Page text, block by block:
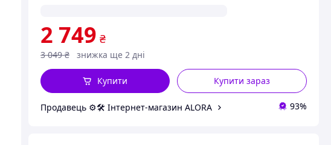
2 749 ₴
3 049 ₴ знижка ще 2 дні
Купити зараз
Купити
Продавець ⚙️🛠 Інтернет-магазин ALORA 93%